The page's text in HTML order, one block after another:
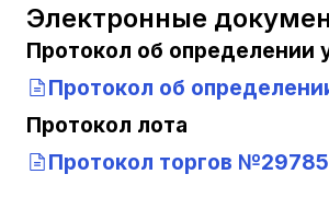
Электронные
Протокол об определении
Протокол об
Протокол лота
Протокол торгов